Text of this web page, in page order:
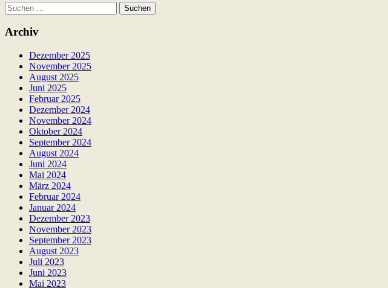
Suchen
nach:
Archiv
Dezember 2025
November 2025
August 2025
Juni 2025
Februar 2025
Dezember 2024
November 2024
Oktober 2024
September 2024
August 2024
Juni 2024
Mai 2024
März 2024
Februar 2024
Januar 2024
Dezember 2023
November 2023
September 2023
August 2023
Juli 2023
Juni 2023
Mai 2023